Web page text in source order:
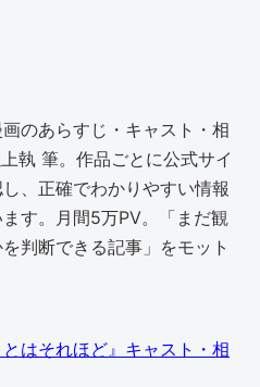
のあらすじ・キャスト・相
執 筆。作品ごとに公式サイ
、正確でわかりやすい情報
す。月間5万PV。「まだ観
判断できる記事」をモット